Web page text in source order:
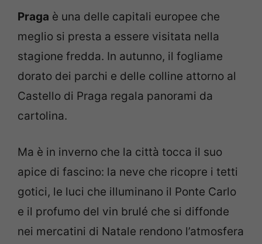
Praga è una delle capitali europee che
meglio si presta a essere visitata nella
stagione fredda. In autunno, il fogliame
dorato dei parchi e delle colline attorno al
Castello di Praga regala panorami da
cartolina.
Ma è in inverno che la città tocca il suo
apice di fascino: la neve che ricopre i tetti
gotici, le luci che illuminano il Ponte Carlo
e il profumo del vin brulé che si diffonde
nei mercatini di Natale rendono l’atmosfera